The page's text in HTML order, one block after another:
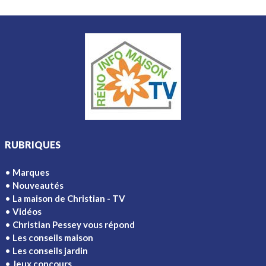
RUBRIQUES
Marques
Nouveautés
La maison de Christian - TV
Vidéos
Christian Pessey vous répond
Les conseils maison
Les conseils jardin
Jeux concours